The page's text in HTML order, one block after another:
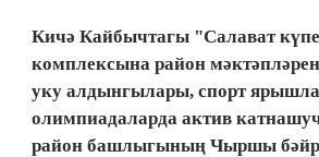
Кичә Кайбычтагы "Салават
комплексына район
уку алдынгылары, спорт
олимпиадаларда актив
район башлыгының Чыршы